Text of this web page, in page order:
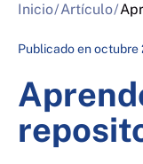
Inicio/Artículo/
Publicado enoctubre